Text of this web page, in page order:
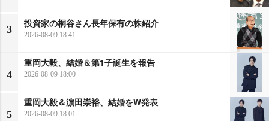
3
投資家の桐谷さん長年保有の株紹介
2026-08-09 18:41
4
重岡大毅、結婚＆第1子誕生を報告
2026-08-09 18:00
5
重岡大毅＆濵田崇裕、結婚をW発表
2026-08-09 18:01